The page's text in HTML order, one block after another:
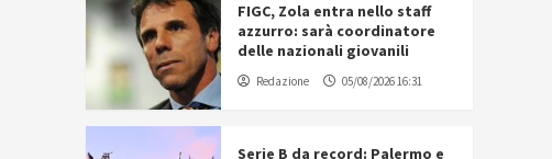
FIGC, Zola entra nello staff
azzurro: sarà coordinatore
delle nazionali giovanili
Redazione 05/08/2026 16:31
Serie B da record: Palermo e